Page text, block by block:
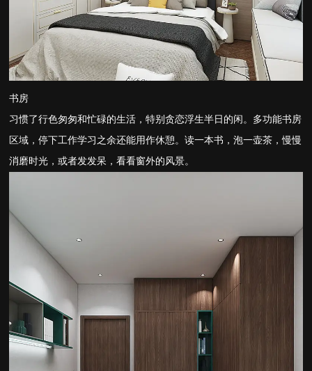
书房
习惯了行色匆匆和忙碌的生活，特别贪恋浮生半日的闲。多功能书房
区域，停下工作学习之余还能用作休憩。读一本书，泡一壶茶，慢慢
消磨时光，或者发发呆，看看窗外的风景。